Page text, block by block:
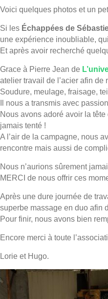
Voici quelques photos et un
Si les Échappées de
une expérience inoubliable,
Et après avoir recherché
Grace à Pierre Jean de
atelier travail de l’acier afin de
Soudure, meulage, fraisage,
Il nous a transmis avec
Nous avons adoré avoir la
jamais tenté !
A l’air de la campagne, nous
rencontre mais aussi de
Nous n’aurions sûrement
MERCI de nous offrir ces
Après une dure journée de
superbe massage en duo afin
Pour finir, nous avons bien
Encore merci à toute
Lorie et Hugo.